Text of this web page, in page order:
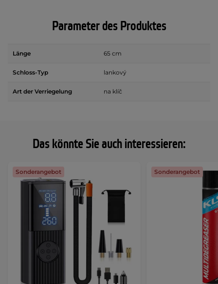
Das könnte Sie auch interessieren:
Sonderangebot Sonderangebot
Parameter des Produktes
Länge 65 cm
Schloss-Typ lankový
Art der Verriegelung na klíč